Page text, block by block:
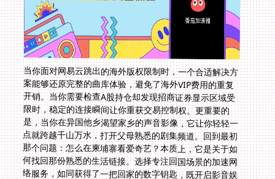
当你面对网易云跳出的海外版权限制时，一个合适解决方
案能够还原完整的曲库体验，避免了海外VIP费用的重复
开销。当你需要检查A股持仓却发现招商证券显示区域受
限时，稳定的连接瞬间让你重获交易控制权。更重要的
是，当你在异国他乡渴望家乡的声音影像，它让你轻轻一
点就跨越千山万水，打开父母熟悉的剧集频道。回到最初
那个问题：怎么在柬埔寨看爱奇艺？本质上，它是关于如
何找回那份熟悉的生活链接。选择专注回国场景的加速网
络服务，如同获得了一把回家的数字钥匙，既开启影音娱